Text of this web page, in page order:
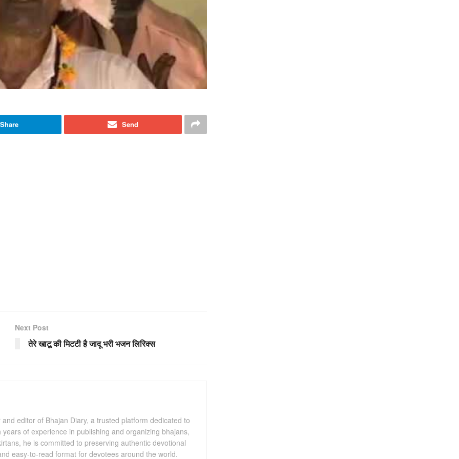
Share Send
Next Post
तेरे खाटू की मिटटी है जादू भरी भजन लिरिक्स
editor of Bhajan Diary, a trusted platform dedicated to
of experience in publishing and organizing bhajans,
he is committed to preserving authentic devotional
easy-to-read format for devotees around the world.